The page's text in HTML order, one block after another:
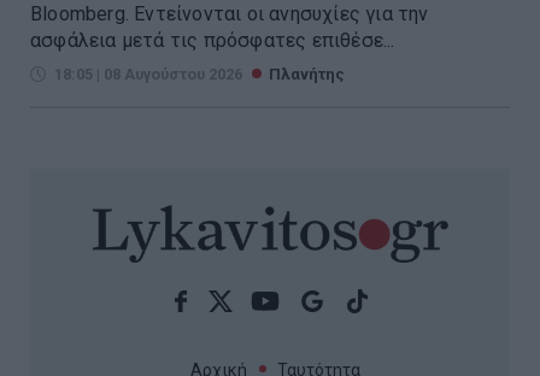
Bloomberg. Eντείνονται οι ανησυχίες για την
ασφάλεια μετά τις πρόσφατες επιθέσε...
18:05 | 08 Αυγούστου 2026 Πλανήτης
Αρχική Ταυτότητα